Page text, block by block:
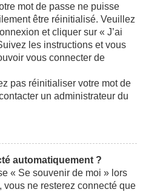
mot de passe ne puisse
être réinitialisé. Veuillez
et cliquer sur « J’ai
les instructions et vous
vous connecter de
pas réinitialiser votre mot de
un administrateur du
automatiquement ?
« Se souvenir de moi » lors
ne resterez connecté que